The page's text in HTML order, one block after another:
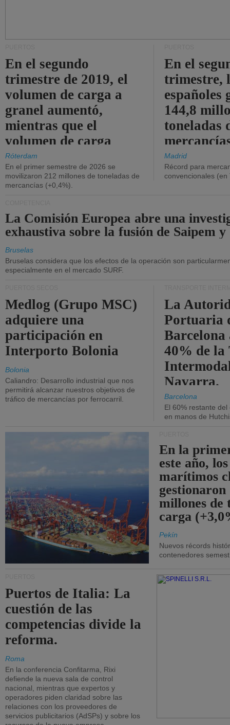
En el segundo
trimestre de 2019, el
volumen de carga a
granel aumentó,
mientras que el
volumen de carga
general disminuyó.
Róterdam
En el primer semestre de 2026 se
movilizaron 212 millones de toneladas de
mercancías (+0,4%).
En el
trimestre,
españoles
144,8
toneladas
Madrid
Récord para
convencionales (en
La Comisión Europea abre una
exhaustiva sobre la fusión de Saipem y
Bruselas
Bruselas considera que los efectos de la operación son
especialmente en el mercado SURF.
Medlog (Grupo MSC)
adquiere una
participación en
Interporto Bolonia
Bolonia
Caliandro: Desarrollo industrial que nos
permitirá alcanzar nuestros objetivos de
tráfico de mercancías por ferrocarril.
La
Portuaria
40% de la
Navarra.
Barcelona
El 60% restante
en manos de
En la
este año,
marítimos
gestionaron
millones de
carga
Pekín
Nuevos récords
contenedores
Puertos de Italia: La
cuestión de las
competencias divide la
reforma.
Roma
En la conferencia Confitarma, Rixi
defiende la nueva sala de control
nacional, mientras que expertos y
operadores piden claridad sobre las
relaciones con los proveedores de
servicios publicitarios (AdSPs) y sobre los